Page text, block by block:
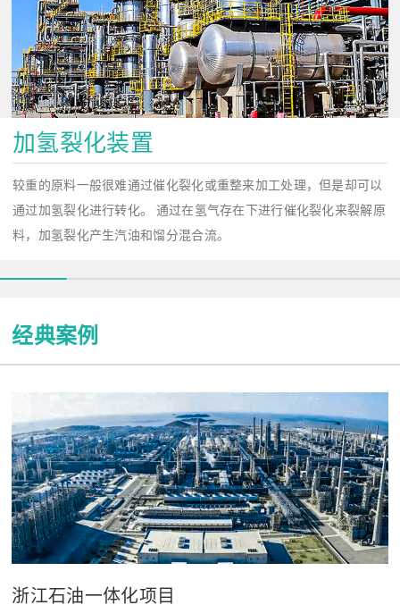
加氢裂化装置
较重的原料一般很难通过催化裂化或重整来加工处理，但是却可以
通过加氢裂化进行转化。 通过在氢气存在下进行催化裂化来裂解原
料，加氢裂化产生汽油和馏分混合流。
经典案例
浙江石油一体化项目